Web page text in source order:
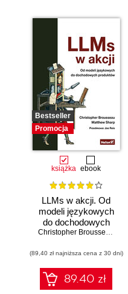
Bestseller
Promocja
książka ebook
LLMs w akcji. Od
modeli językowych
do dochodowych
produktów
Christopher Brousseau
(89,40 zł najniższa cena z 30 dni)
89.40 zł